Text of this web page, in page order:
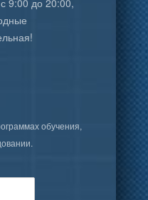
9:00 до 20:00,
обучения,